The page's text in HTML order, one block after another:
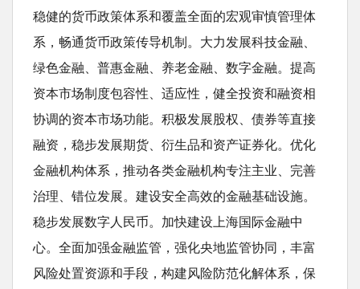
稳健的货币政策体系和覆盖全面的宏观审慎管理体
系，畅通货币政策传导机制。大力发展科技金融、
绿色金融、普惠金融、养老金融、数字金融。提高
资本市场制度包容性、适应性，健全投资和融资相
协调的资本市场功能。积极发展股权、债券等直接
融资，稳步发展期货、衍生品和资产证券化。优化
金融机构体系，推动各类金融机构专注主业、完善
治理、错位发展。建设安全高效的金融基础设施。
稳步发展数字人民币。加快建设上海国际金融中
心。全面加强金融监管，强化央地监管协同，丰富
风险处置资源和手段，构建风险防范化解体系，保